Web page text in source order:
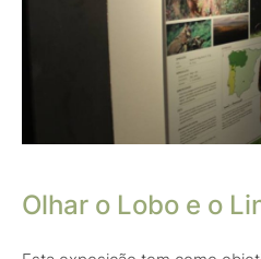
Olhar o Lobo e o